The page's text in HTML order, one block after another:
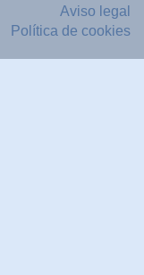
Aviso legal
Política de cookies